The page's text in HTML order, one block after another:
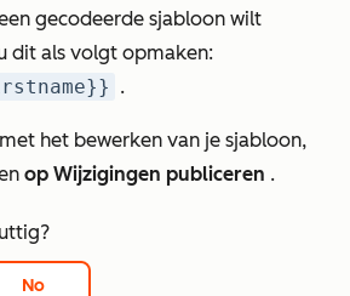
gecodeerde sjabloon wilt
dit als volgt opmaken:
.
het bewerken van je sjabloon,
op Wijzigingen publiceren .
No